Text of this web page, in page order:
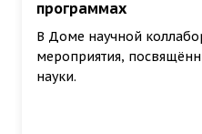
программах
В Доме научной
мероприятия,
науки.